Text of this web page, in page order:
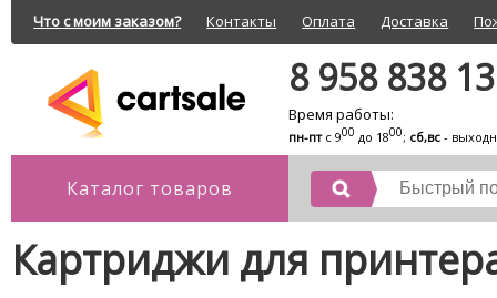
Что с моим заказом? Контакты Оплата Доставка
8 958 838
Время работы:
пн-птс 900 до 1800; сб,вс -
Каталог товаров
Картриджи для